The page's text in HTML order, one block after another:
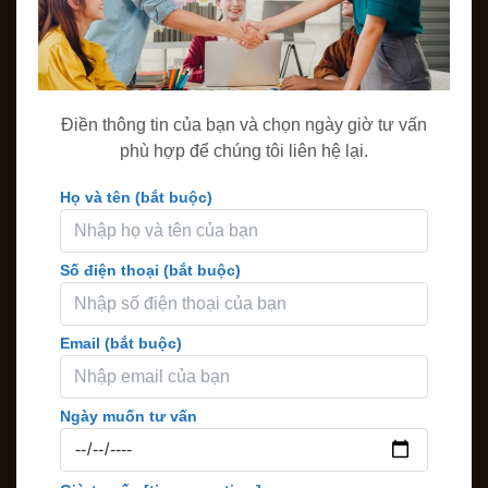
Điền thông tin của bạn và chọn ngày giờ tư vấn
phù hợp để chúng tôi liên hệ lại.
Họ và tên (bắt buộc)
Số điện thoại (bắt buộc)
Email (bắt buộc)
Ngày muốn tư vấn